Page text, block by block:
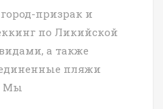
призрак и
по Ликийской
а также
пляжи
Мы